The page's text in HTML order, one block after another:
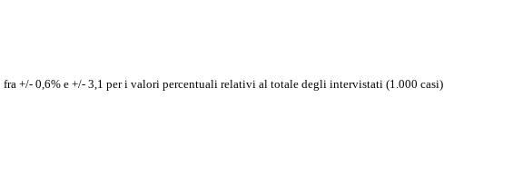
+/- 0,6% e +/- 3,1 per i valori percentuali relativi al totale degli intervistati (1.000 casi)